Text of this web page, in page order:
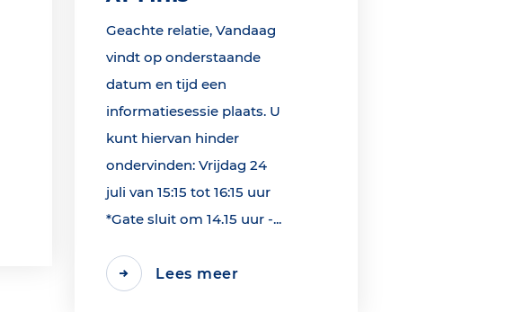
Geachte relatie, Vandaag
vindt op onderstaande
datum en tijd een
informatiesessie plaats. U
kunt hiervan hinder
ondervinden: Vrijdag 24
juli van 15:15 tot 16:15 uur
*Gate sluit om 14.15 uur -...
Lees meer